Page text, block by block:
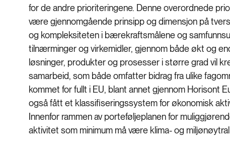
for de andre prioriteringene. Denne overordnede
være gjennomgående prinsipp og dimensjon på
og kompleksiteten i bærekraftsmålene og
tilnærminger og virkemidler, gjennom både økt og
løsninger, produkter og prosesser i større grad vil
samarbeid, som både omfatter bidrag fra ulike
kommet for fullt i EU, blant annet gjennom Horisont
også fått et klassifiseringssystem for økonomisk
Innenfor rammen av porteføljeplanen for
aktivitet som minimum må være klima- og